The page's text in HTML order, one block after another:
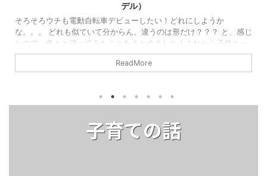
デル）
そろそろウチも電動自転車デビューしたい！どれにしようか
な。。。 どれも似ていて分からん。違うのは形だけ？？？ と、感じ
たので、色々と調べてみたことをまとめました！これから子供と一
緒に乗る電動自転車を買おうとしている方に、参考になれば嬉しい
です。 メジャーメーカー 子乗せモデルの電動自転車において、よく
パナソニックとヤマハ）。細かなところでどっちがいいかという感
ReadMore
子育ての話